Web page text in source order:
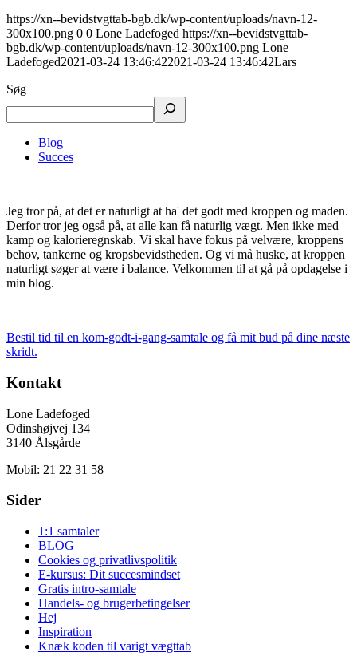
https://xn--bevidstvgttab-bgb.dk/wp-content/uploads/navn-12-
300x100.png 0 0 Lone Ladefoged https://xn--bevidstvgttab-
bgb.dk/wp-content/uploads/navn-12-300x100.png Lone
Ladefoged2021-03-24 13:46:422021-03-24 13:46:42Lars
Søg
Blog
Succes
Jeg tror på, at det er naturligt at ha' det godt med kroppen og maden.
Derfor tror jeg også på, at alle kan få naturlig vægt. Men ikke med
kamp og kalorieregnskab. Vi skal have fokus på velvære, kroppens
behov, tankerne og kropsbevidstheden. Og vi må huske, at kroppen
naturligt søger at være i balance. Velkommen til at gå på opdagelse i
min blog.
Bestil tid til en kom-godt-i-gang-samtale og få mit bud på dine næste
skridt.
Kontakt
Lone Ladefoged
Odinshøjvej 134
3140 Ålsgårde
Mobil: 21 22 31 58
Sider
1:1 samtaler
BLOG
Cookies og privatlivspolitik
E-kursus: Dit succesmindset
Gratis intro-samtale
Handels- og brugerbetingelser
Hej
Inspiration
Knæk koden til varigt vægttab